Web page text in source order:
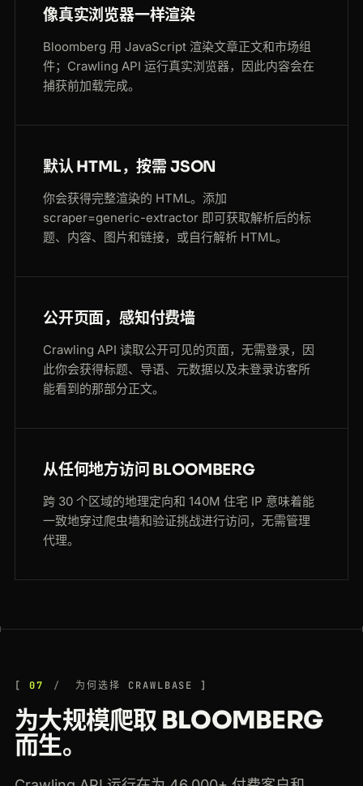
像真实浏览器一样渲染
Bloomberg 用 JavaScript 渲染文章正文和市场组
件；Crawling API 运行真实浏览器，因此内容会在
捕获前加载完成。
默认 HTML，按需 JSON
你会获得完整渲染的 HTML。添加
scraper=generic-extractor 即可获取解析后的标
题、内容、图片和链接，或自行解析 HTML。
公开页面，感知付费墙
Crawling API 读取公开可见的页面，无需登录，因
此你会获得标题、导语、元数据以及未登录访客所
能看到的那部分正文。
从任何地方访问 BLOOMBERG
跨 30 个区域的地理定向和 140M 住宅 IP 意味着能
一致地穿过爬虫墙和验证挑战进行访问，无需管理
代理。
07 为何选择 CRAWLBASE
为大规模爬取 BLOOMBERG
而生。